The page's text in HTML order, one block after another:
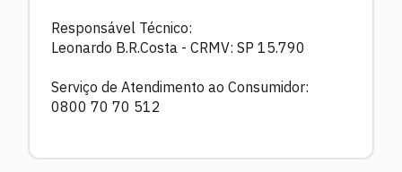
Responsável Técnico:
Leonardo B.R.Costa - CRMV: SP 15.790
Serviço de Atendimento ao Consumidor:
0800 70 70 512